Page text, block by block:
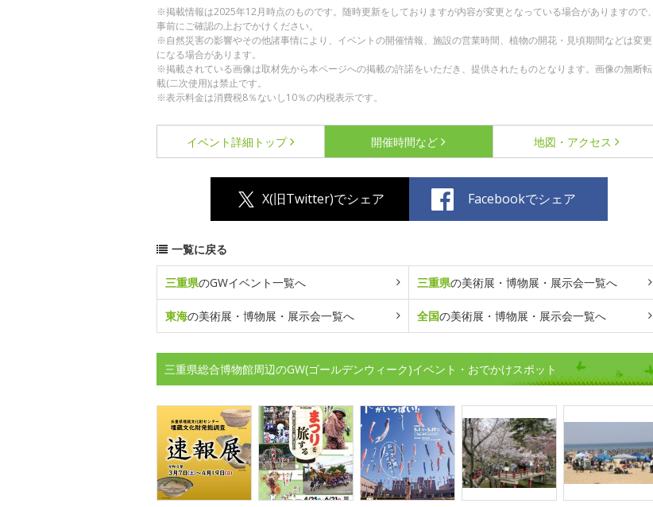
※掲載情報は2025年12月時点のものです。随時更新をしておりますが内容が変更となっている場合がありますので、
事前にご確認の上おでかけください。
※自然災害の影響やその他諸事情により、イベントの開催情報、施設の営業時間、植物の開花・見頃期間などは変更
になる場合があります。
※掲載されている画像は取材先から本ページへの掲載の許諾をいただき、提供されたものとなります。画像の無断転
載(二次使用)は禁止です。
※表示料金は消費税8％ないし10％の内税表示です。
イベント詳細 トップ 開催時間など 地図・アクセス
X(旧Twitter)でシェア Facebookでシェア
一覧に戻る
三重県のGWイベント一覧へ 三重県の美術展・博物展・展示会一覧へ
東海の美術展・博物展・展示会一覧へ 全国の美術展・博物展・展示会一覧へ
三重県総合博物館周辺のGW(ゴールデンウィーク)イベント・おでかけスポット